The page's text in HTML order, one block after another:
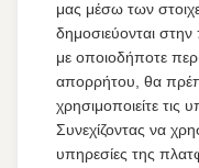
μας μέσω των
δημοσιεύονται
με οποιοδήποτε
απορρήτου, θα
χρησιμοποιείτε τις
Συνεχίζοντας να
υπηρεσίες της